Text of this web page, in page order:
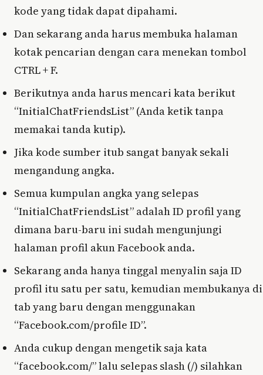
kode yang tidak dapat dipahami.
Dan sekarang anda harus membuka halaman
kotak pencarian dengan cara menekan tombol
CTRL + F.
Berikutnya anda harus mencari kata berikut
“InitialChatFriendsList” (Anda ketik tanpa
memakai tanda kutip).
Jika kode sumber itub sangat banyak sekali
mengandung angka.
Semua kumpulan angka yang selepas
“InitialChatFriendsList” adalah ID profil yang
dimana baru-baru ini sudah mengunjungi
halaman profil akun Facebook anda.
Sekarang anda hanya tinggal menyalin saja ID
profil itu satu per satu, kemudian membukanya di
tab yang baru dengan menggunakan
“Facebook.com/profile ID”.
Anda cukup dengan mengetik saja kata
“facebook.com/” lalu selepas slash (/) silahkan